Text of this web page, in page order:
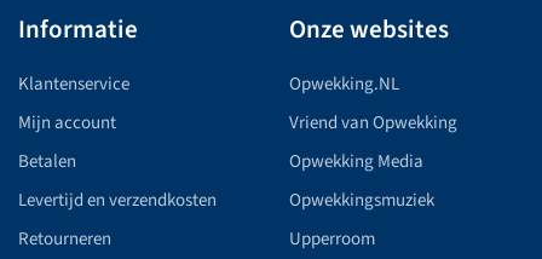
Informatie
Klantenservice
Mijn account
Betalen
Levertijd en verzendkosten
Retourneren
Onze websites
Opwekking.NL
Vriend van Opwekking
Opwekking Media
Opwekkingsmuziek
Upperroom